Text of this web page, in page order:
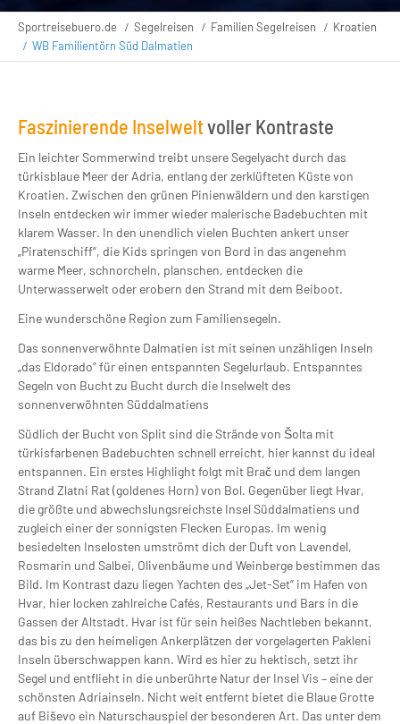
Sportreisebuero.de Segelreisen Familien Segelreisen
Kroatien
WB Familientörn Süd Dalmatien
Faszinierende Inselweltvoller Kontraste
Ein leichter Sommerwind treibt unsere Segelyacht durch das
türkisblaue Meer der Adria, entlang der zerklüfteten Küste von
Kroatien. Zwischen den grünen Pinienwäldern und den karstigen
Inseln entdecken wir immer wieder malerische Badebuchten mit
klarem Wasser. In den unendlich vielen Buchten ankert unser
„Piratenschiff“, die Kids springen von Bord in das angenehm
warme Meer, schnorcheln, planschen, entdecken die
Unterwasserwelt oder erobern den Strand mit dem Beiboot.
Eine wunderschöne Region zum Familiensegeln.
Das sonnenverwöhnte Dalmatien ist mit seinen unzähligen Inseln
„das Eldorado" für einen entspannten Segelurlaub. Entspanntes
Segeln von Bucht zu Bucht durch die Inselwelt des
sonnenverwöhnten Süddalmatiens
Südlich der Bucht von Split sind die Strände von Šolta mit
türkisfarbenen Badebuchten schnell erreicht, hier kannst du ideal
entspannen. Ein erstes Highlight folgt mit Brač und dem langen
Strand Zlatni Rat (goldenes Horn) von Bol. Gegenüber liegt Hvar,
die größte und abwechslungsreichste Insel Süddalmatiens und
zugleich einer der sonnigsten Flecken Europas. Im wenig
besiedelten Inselosten umströmt dich der Duft von Lavendel,
Rosmarin und Salbei, Olivenbäume und Weinberge bestimmen das
Bild. Im Kontrast dazu liegen Yachten des „Jet-Set“ im Hafen von
Hvar, hier locken zahlreiche Cafés, Restaurants und Bars in die
Gassen der Altstadt. Hvar ist für sein heißes Nachtleben bekannt,
das bis zu den heimeligen Ankerplätzen der vorgelagerten Pakleni
Inseln überschwappen kann. Wird es hier zu hektisch, setzt ihr
Segel und entflieht in die unberührte Natur der Insel Vis – eine der
schönsten Adriainseln. Nicht weit entfernt bietet die Blaue Grotte
auf Biševo ein Naturschauspiel der besonderen Art. Das unter dem